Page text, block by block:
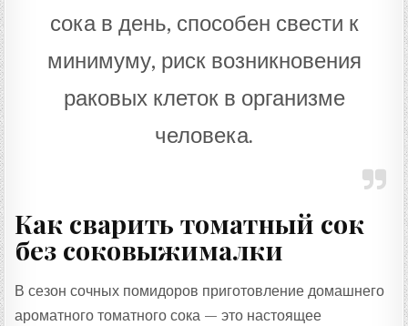
сока в день, способен свести к
минимуму, риск возникновения
раковых клеток в организме
человека.
Как сварить томатный сок
без соковыжималки
В сезон сочных помидоров приготовление домашнего
ароматного томатного сока — это настоящее